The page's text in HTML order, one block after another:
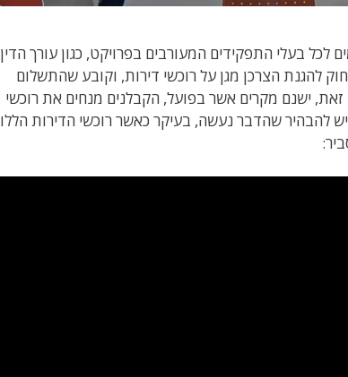
בעלי התפקידים המעורבים בפרויקט, כגון עורך הדין
להגנת הצרכן מגן על רוכשי דירות, וקובע שהתשלום
ישנם מקרים אשר בפועל, הקבלנים מנחים את רוכשי
להבהיר שהדבר נעשה, בעיקר כאשר רוכשי הדירות הללו